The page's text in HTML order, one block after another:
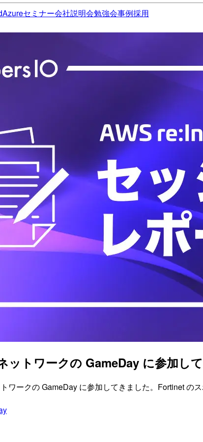
Azureセミナー会社説明会勉強会事例採用
ットワークの GameDay に参加し
ワークの GameDay に参加してきました。Fortinet のス